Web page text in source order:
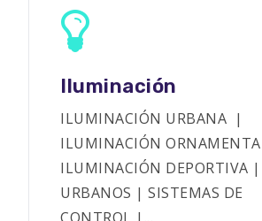
Iluminación
ILUMINACIÓN URBANA |
ILUMINACIÓN
ILUMINACIÓN DEPORTIVA
URBANOS | SISTEMAS DE